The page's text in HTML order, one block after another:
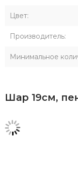
Цвет:
Производитель:
Минимальное
Шар 19см,